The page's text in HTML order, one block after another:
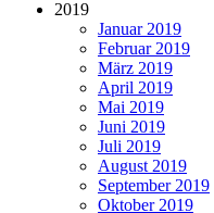
2019
Januar 2019
Februar 2019
März 2019
April 2019
Mai 2019
Juni 2019
Juli 2019
August 2019
September 2019
Oktober 2019